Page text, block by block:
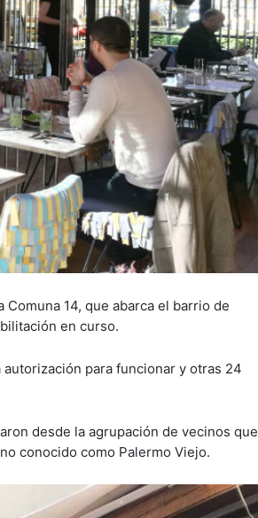
14, que abarca el barrio de
en curso.
para funcionar y otras 24
desde la agrupación de vecinos que
conocido como Palermo Viejo.